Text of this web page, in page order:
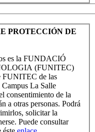
PROTECCIÓN DE
es la FUNDACIÓ
(FUNITEC)
FUNITEC de las
La Salle
consentimiento de la
a otras personas. Podrá
solicitar la
Puede consultar